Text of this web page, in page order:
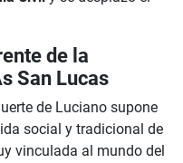
de la
San Lucas
de Luciano supone
social y tradicional de
vinculada al mundo del